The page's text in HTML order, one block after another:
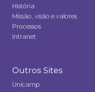
História
Missão, visão e valores
Processos
Intranet
Outros Sites
Unicamp